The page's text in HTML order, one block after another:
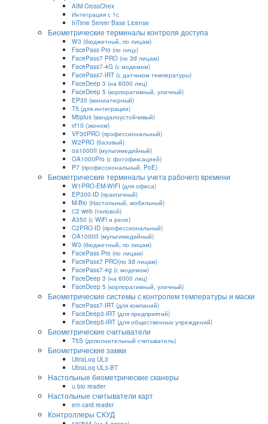
AIM CrossChex
Интеграция с 1с
InTime Server Base License
Биометрические терминалы контроля доступа
W3 (бюджетный, по лицам)
FacePass Pro (по лицу)
FacePass7 PRO (по 3d лицам)
FacePass7-4G (с модемом)
FacePass7-IRT (с датчиком температуры)
FaceDeep 3 (на 6000 лиц)
FaceDeep 5 (корпоративный, уличный)
EP30 (миниатюрный)
T5 (для интеграции)
M5plus (вандалоустойчивый)
vf10 (эконом)
VF30PRO (профессиональный)
W2PRO (базовый)
oa1000II (мультимедийный)
OA1000Pro (с фотофиксацией)
P7 (профессиональный, PoE)
Биометрические терминалы учета рабочего времени
W1PRO-EM-WIFI (для офиса)
EP300-ID (практичный)
M-Bio (Настольный, мобильный)
С2 web (типовой)
A350 (с WiFi и реле)
C2PRO-ID (профессиональный)
OA1000II (мультимедийный)
W3 (бюджетный, по лицам)
FacePass Pro (по лицам)
FacePass7 PRO(по 3d лицам)
FacePass7-4g (с модемом)
FaceDeep 3 (на 6000 лиц)
FaceDeep 5 (корпоративный, уличный)
Биометрические системы с контролем температуры и маски
FacePass7-IRT (для компаний)
FaceDeep3-IRT (для предприятий)
FaceDeep5-IRT (для общественных учреждений)
Биометрические считыватели
T5S (дополнительный считыватель)
Биометрические замки
UltraLoq UL3
UltraLoq UL3-BT
Настольные биометрические сканеры
u bio reader
Настольные считыватели карт
em card reader
Контроллеры СКУД